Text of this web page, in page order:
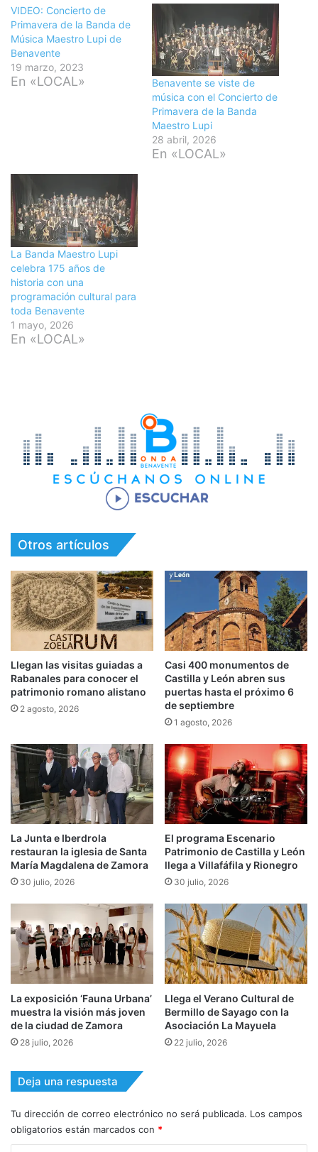
VIDEO: Concierto de
Primavera de la Banda de
Música Maestro Lupi de
Benavente
19 marzo, 2023
En «LOCAL»
Benavente se viste de
música con el Concierto de
Primavera de la Banda
Maestro Lupi
28 abril, 2026
En «LOCAL»
La Banda Maestro Lupi
celebra 175 años de
historia con una
programación cultural para
toda Benavente
1 mayo, 2026
En «LOCAL»
Otros artículos
Llegan las visitas guiadas a
Rabanales para conocer el
patrimonio romano alistano
2 agosto, 2026
Casi 400 monumentos de
Castilla y León abren sus
puertas hasta el próximo 6
de septiembre
1 agosto, 2026
La Junta e Iberdrola
restauran la iglesia de Santa
María Magdalena de Zamora
30 julio, 2026
El programa Escenario
Patrimonio de Castilla y León
llega a Villafáfila y Rionegro
30 julio, 2026
La exposición ‘Fauna Urbana’
muestra la visión más joven
de la ciudad de Zamora
28 julio, 2026
Llega el Verano Cultural de
Bermillo de Sayago con la
Asociación La Mayuela
22 julio, 2026
Deja una respuesta
Tu dirección de correo electrónico no será publicada. Los campos
obligatorios están marcados con *